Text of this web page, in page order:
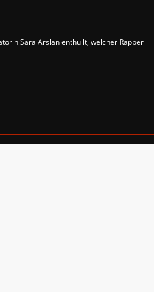
Sara Arslan enthüllt, welcher Rapper